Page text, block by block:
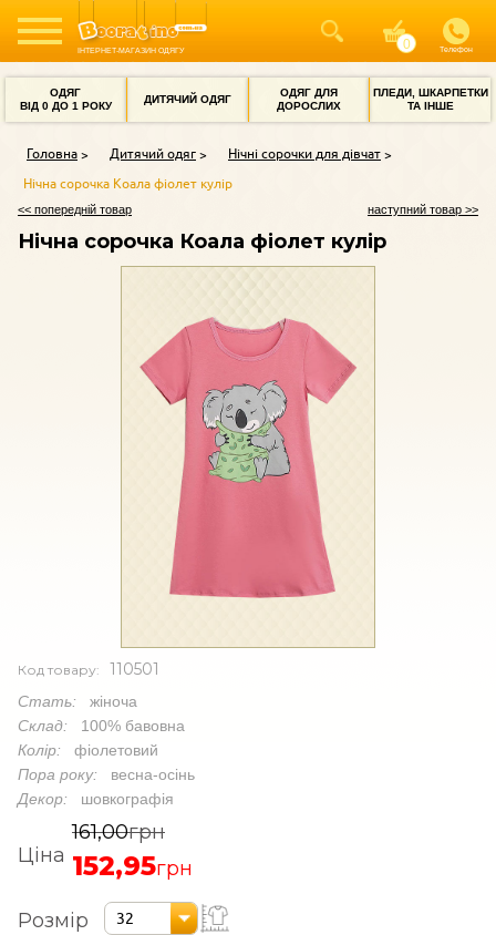
ІНТЕРНЕТ-МАГАЗИН ОДЯГУ Телефон
ОДЯГ
ВІД 0 ДО 1 РОКУ
ДИТЯЧИЙ ОДЯГ
ОДЯГ ДЛЯ
ДОРОСЛИХ
ПЛЕДИ, ШКАРПЕТКИ
ТА ІНШЕ
Головна Дитячий одяг
Нічні сорочки для дівчат
Нічна сорочка Коала фіолет кулір
<< попередній товар наступний товар >>
Нічна сорочка Коала фіолет кулір
Код товару: 110501
Стать: жіноча
Склад: 100% бавовна
Колір: фіолетовий
Пора року: весна-осінь
Декор: шовкографія
Ціна
161,00грн
152,95грн
Розмір 32